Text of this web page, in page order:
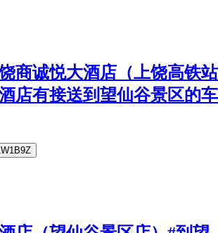
商诚悦大酒店（上饶高铁站
店有接送到望仙谷景区的车